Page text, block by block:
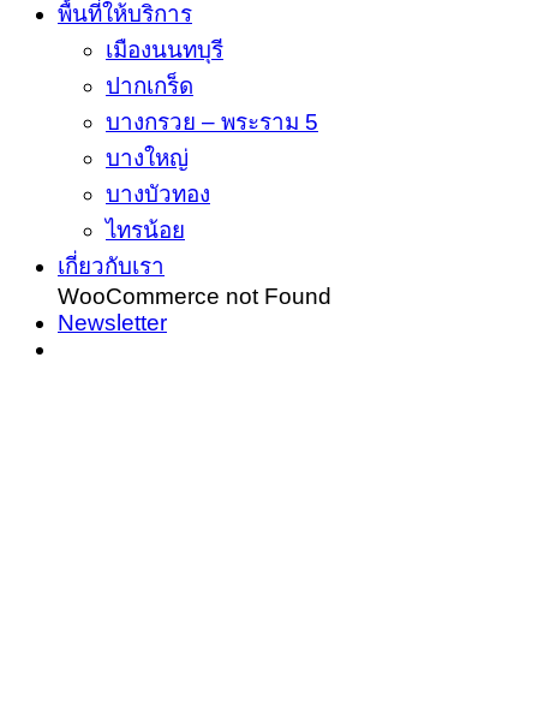
พื้นที่ให้บริการ
เมืองนนทบุรี
ปากเกร็ด
บางกรวย – พระราม 5
บางใหญ่
บางบัวทอง
ไทรน้อย
เกี่ยวกับเรา
WooCommerce not Found
Newsletter